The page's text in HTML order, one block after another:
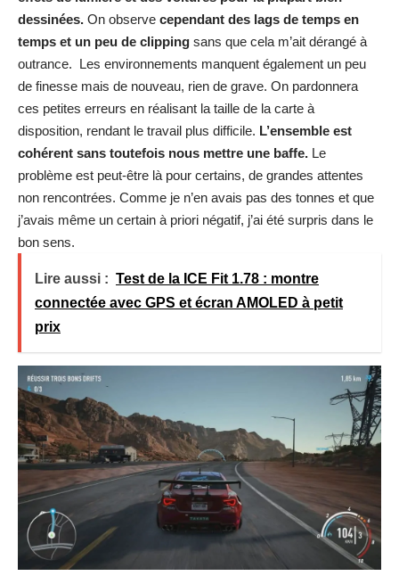
dessinées. On observe cependant des lags de temps en
temps et un peu de clipping sans que cela m’ait dérangé à
outrance. Les environnements manquent également un peu
de finesse mais de nouveau, rien de grave. On pardonnera
ces petites erreurs en réalisant la taille de la carte à
disposition, rendant le travail plus difficile. L’ensemble est
cohérent sans toutefois nous mettre une baffe. Le
problème est peut-être là pour certains, de grandes attentes
non rencontrées. Comme je n’en avais pas des tonnes et que
j’avais même un certain à priori négatif, j’ai été surpris dans le
bon sens.
Lire aussi : Test de la ICE Fit 1.78 : montre
connectée avec GPS et écran AMOLED à petit
prix